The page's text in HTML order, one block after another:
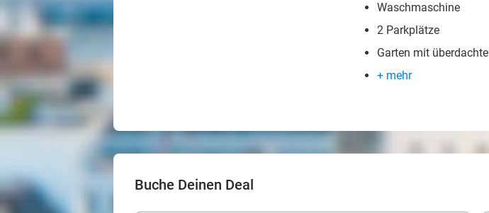
Waschmaschine
2 Parkplätze
Garten mit
+ mehr
Buche Deinen Deal